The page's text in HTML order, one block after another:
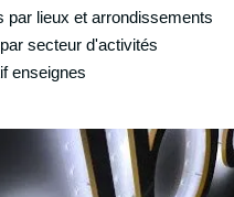
par lieux et arrondissements
secteur d'activités
enseignes